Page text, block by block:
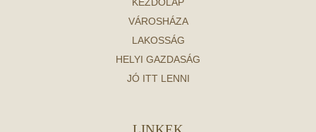
VÁROSHÁZA
LAKOSSÁG
HELYI GAZDASÁG
JÓ ITT LENNI